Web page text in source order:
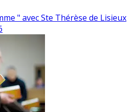
" avec Ste Thérèse de Lisieux